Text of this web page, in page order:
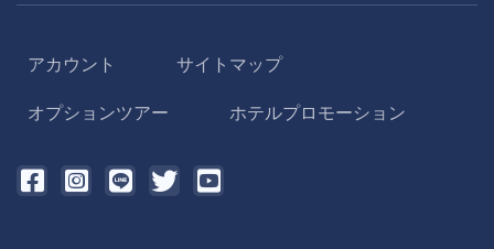
アカウント サイトマップ
オプションツアー ホテルプロモーション